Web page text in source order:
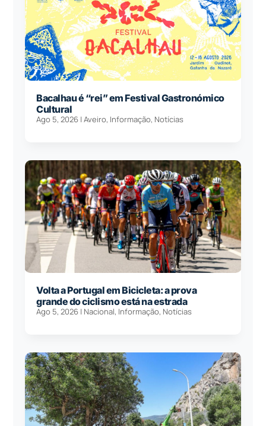
Bacalhau é “rei” em Festival Gastronómico
Cultural
Ago 5, 2026 |Aveiro, Informação, Notícias
Volta a Portugal em Bicicleta: a prova
grande do ciclismo está na estrada
Ago 5, 2026 | Nacional, Informação, Notícias